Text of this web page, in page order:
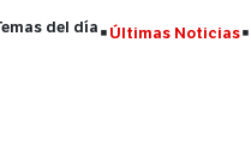
Últimas Noticias